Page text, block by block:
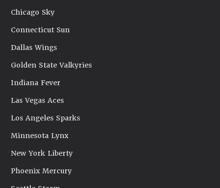
Chicago Sky
Connecticut Sun
Dallas Wings
Golden State Valkyries
Indiana Fever
Las Vegas Aces
Los Angeles Sparks
Minnesota Lynx
New York Liberty
Phoenix Mercury